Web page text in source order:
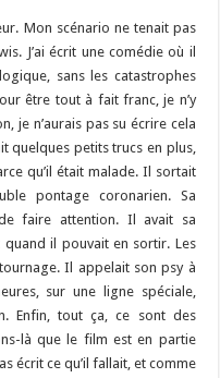
Mon scénario ne tenait pas
J’ai écrit une comédie où il
sans les catastrophes
être tout à fait franc, je n’y
je n’aurais pas su écrire cela
quelques petits trucs en plus,
qu’il était malade. Il sortait
pontage coronarien. Sa
faire attention. Il avait sa
quand il pouvait en sortir. Les
Il appelait son psy à
sur une ligne spéciale,
Enfin, tout ça, ce sont des
là que le film est en partie
écrit ce qu’il fallait, et comme